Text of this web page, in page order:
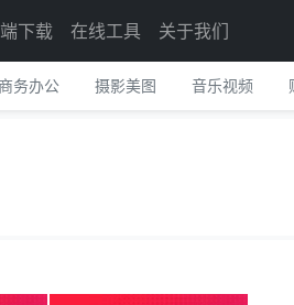
下载 在线工具 关于我们
商务办公 摄影美图 音乐视频